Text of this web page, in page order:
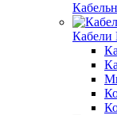
Кабели